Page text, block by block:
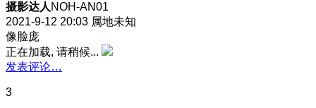
摄影达人 NOH-AN01
2021-9-12 20:03 属地未知
像脸庞
正在加载, 请稍候...
发表评论…
3